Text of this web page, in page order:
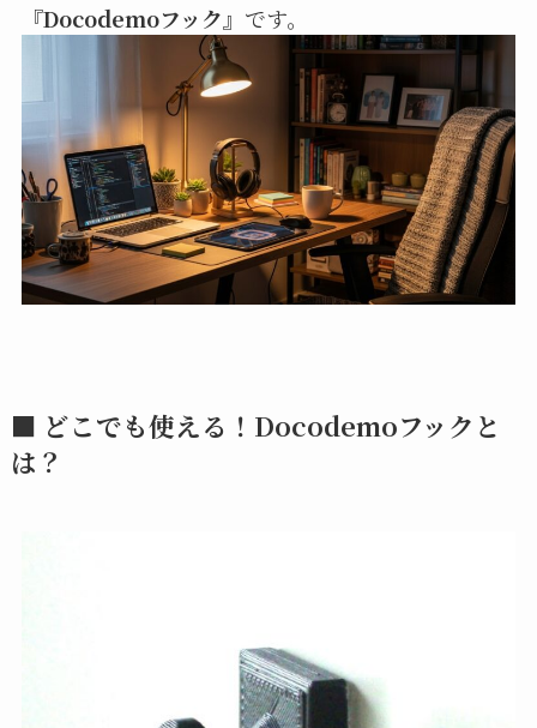
『Docodemoフック』 です。
■ どこでも使える！Docodemoフックと
は？